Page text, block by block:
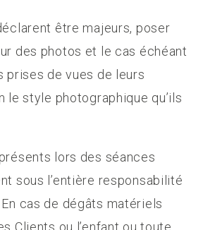
être majeurs, poser
des photos et le cas échéant
prises de vues de leurs
le style photographique qu’ils
lors des séances
sous l’entière responsabilité
cas de dégâts matériels
Clients ou l’enfant ou toute